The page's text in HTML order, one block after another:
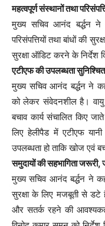
महत्वपूर्ण संस्थानों तथा
मुख्य सचिव आनंद बर्द्धन ने
परिसंपत्तियों तथा बांधों की
सुरक्षा ऑडिट करने के निर्देश
एटीएफ की उपलब्धता
मुख्य सचिव आनंद बर्द्धन ने
को लेकर संवेदनशील है।
बचाव कार्य संचालित किए
लिए हेलीपैड में एटीएफ
उपलब्धता हो ताकि खोज एवं
समुदायों की सहभागिता
मुख्य सचिव आनंद बर्द्धन ने
सुरक्षा के लिए मजबूती से
और सतर्क रहने की